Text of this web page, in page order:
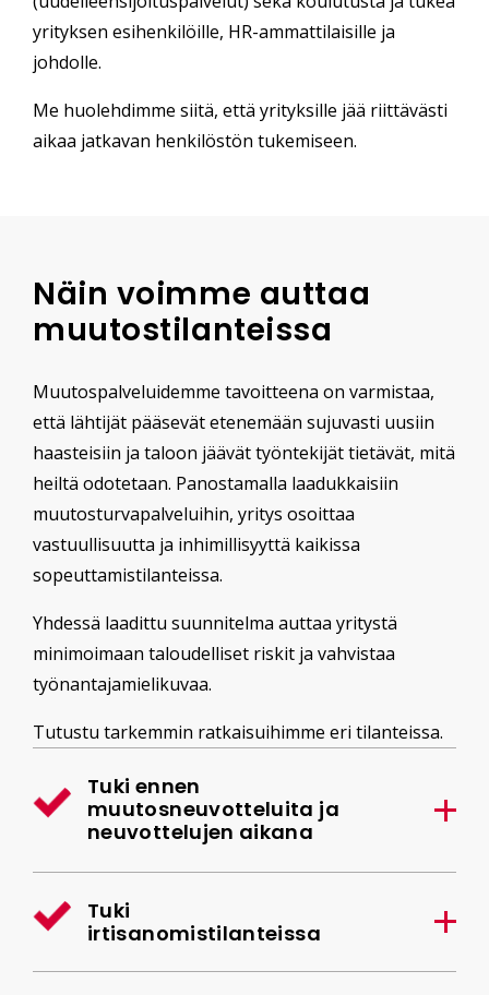
yrityksen esihenkilöille, HR-ammattilaisille ja
johdolle.
Me huolehdimme siitä, että yrityksille jää riittävästi
aikaa jatkavan henkilöstön tukemiseen.
Näin voimme auttaa
muutostilanteissa
Muutospalveluidemme tavoitteena on varmistaa,
että lähtijät pääsevät etenemään sujuvasti uusiin
haasteisiin ja taloon jäävät työntekijät tietävät, mitä
heiltä odotetaan. Panostamalla laadukkaisiin
muutosturvapalveluihin, yritys osoittaa
vastuullisuutta ja inhimillisyyttä kaikissa
sopeuttamistilanteissa.
Yhdessä laadittu suunnitelma auttaa yritystä
minimoimaan taloudelliset riskit ja vahvistaa
työnantajamielikuvaa.
Tutustu tarkemmin ratkaisuihimme eri tilanteissa.
Tuki ennen
muutosneuvotteluita ja
neuvottelujen aikana
Tuki
irtisanomistilanteissa